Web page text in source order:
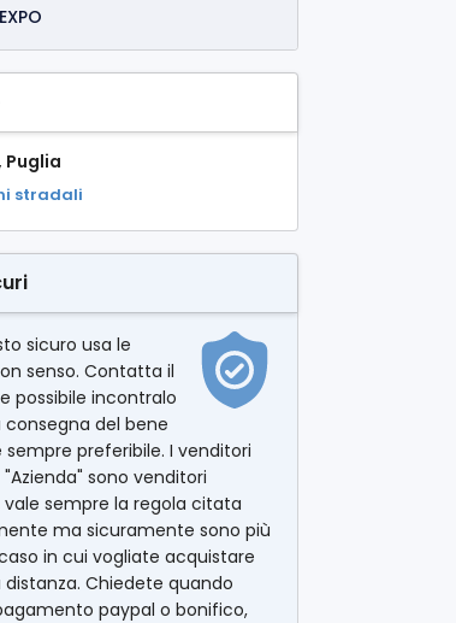
Puglia
stradali
sicuro usa le
senso. Contatta il
possibile incontralo
consegna del bene
sempre preferibile. I venditori
sono venditori
vale sempre la regola citata
ma sicuramente sono più
in cui vogliate acquistare
Chiedete quando
paypal o bonifico,